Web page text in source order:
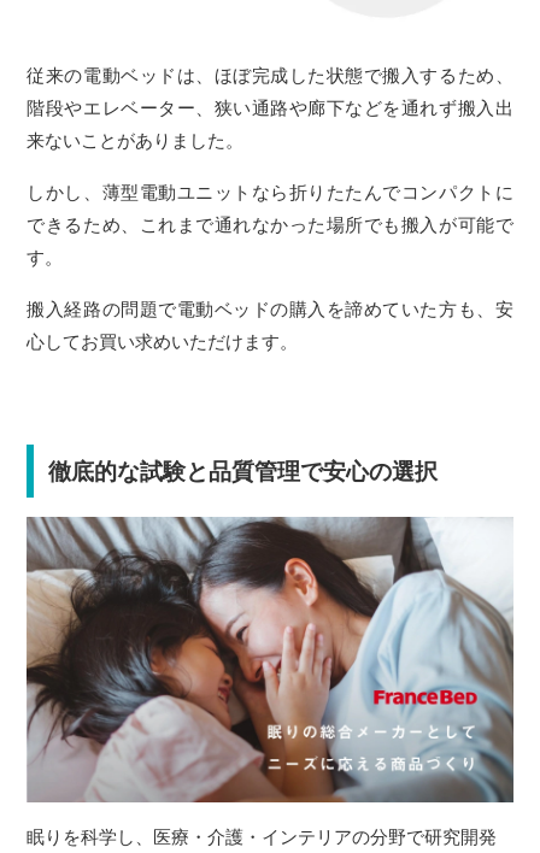
従来の電動ベッドは、ほぼ完成した状態で搬入するため、
階段やエレベーター、狭い通路や廊下などを通れず搬入出
来ないことがありました。
しかし、薄型電動ユニットなら折りたたんでコンパクトに
できるため、これまで通れなかった場所でも搬入が可能で
す。
搬入経路の問題で電動ベッドの購入を諦めていた方も、安
心してお買い求めいただけます。
徹底的な試験と品質管理で安心の選択
眠りを科学し、医療・介護・インテリアの分野で研究開発